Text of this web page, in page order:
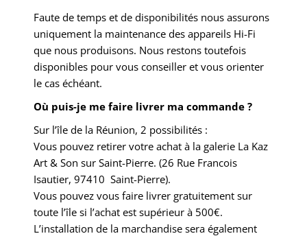
Faute de temps et de disponibilités nous assurons
uniquement la maintenance des appareils Hi-Fi
que nous produisons. Nous restons toutefois
disponibles pour vous conseiller et vous orienter
le cas échéant.
Où puis-je me faire livrer ma commande ?
Sur l’île de la Réunion, 2 possibilités :
Vous pouvez retirer votre achat à la galerie La Kaz
Art & Son sur Saint-Pierre. (26 Rue Francois
Isautier, 97410 Saint-Pierre).
Vous pouvez vous faire livrer gratuitement sur
toute l’île si l’achat est supérieur à 500€.
L’installation de la marchandise sera également